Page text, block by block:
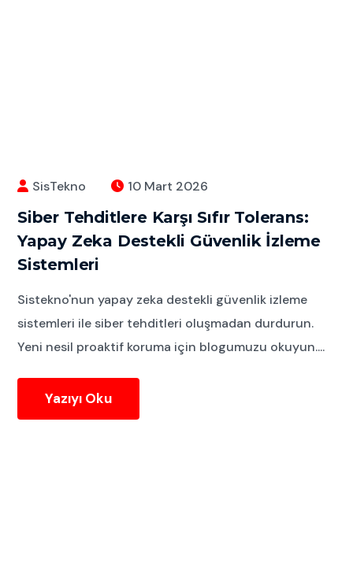
SisTekno 10 Mart 2026
Siber Tehditlere Karşı Sıfır Tolerans:
Yapay Zeka Destekli Güvenlik İzleme
Sistemleri
Sistekno'nun yapay zeka destekli güvenlik izleme
sistemleri ile siber tehditleri oluşmadan durdurun.
Yeni nesil proaktif koruma için blogumuzu okuyun....
Yazıyı Oku